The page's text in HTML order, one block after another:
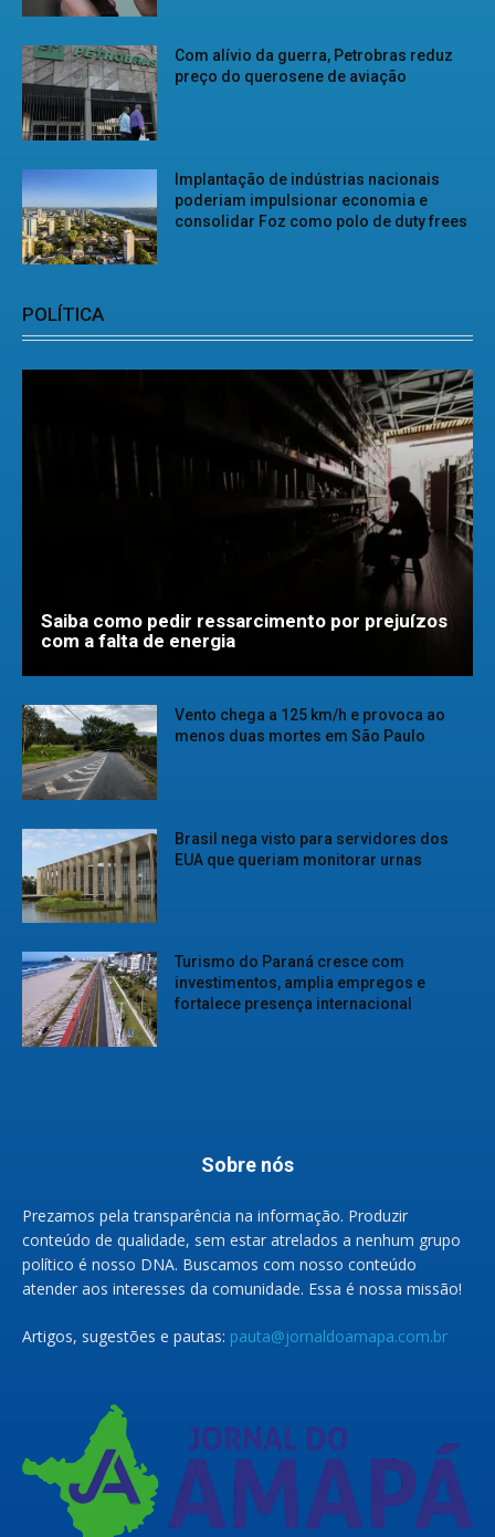
Com alívio da guerra, Petrobras reduz
preço do querosene de aviação
Implantação de indústrias nacionais
poderiam impulsionar economia e
consolidar Foz como polo de duty frees
POLÍTICA
Saiba como pedir ressarcimento por prejuízos
com a falta de energia
Vento chega a 125 km/h e provoca ao
menos duas mortes em São Paulo
Brasil nega visto para servidores dos
EUA que queriam monitorar urnas
Turismo do Paraná cresce com
investimentos, amplia empregos e
fortalece presença internacional
Sobre nós
Prezamos pela transparência na informação. Produzir
conteúdo de qualidade, sem estar atrelados a nenhum grupo
político é nosso DNA. Buscamos com nosso conteúdo
atender aos interesses da comunidade. Essa é nossa missão!
Artigos, sugestões e pautas: pauta@jornaldoamapa.com.br